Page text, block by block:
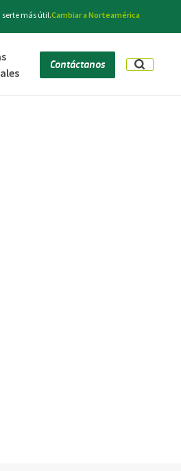
más útil.Cambiar a Norteamérica
Contáctanos